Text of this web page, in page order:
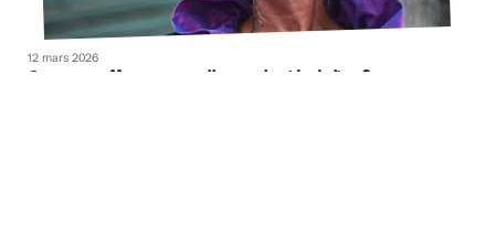
12 mars 2026
Comment effacer naturellement la ride du lion ?